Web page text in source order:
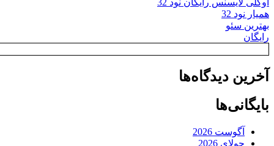
همیار نود 32
بهترین سئو
رایگان
آخرین دیدگاه‌ها
بایگانی‌ها
آگوست 2026
جولای 2026